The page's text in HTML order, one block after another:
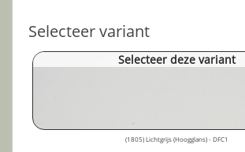
Selecteer variant
Selecteer deze variant
(1805) Lichtgrijs (Hoogglans) - DFC1